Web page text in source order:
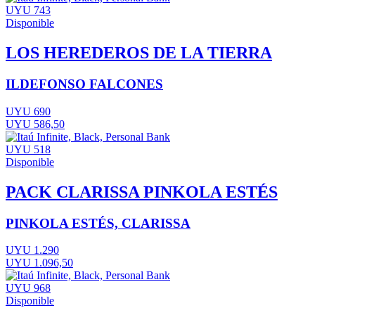
UYU 743
Disponible
LOS HEREDEROS DE LA TIERRA
ILDEFONSO FALCONES
UYU 690
UYU 586,50
UYU 518
Disponible
PACK CLARISSA PINKOLA ESTÉS
PINKOLA ESTÉS, CLARISSA
UYU 1.290
UYU 1.096,50
UYU 968
Disponible